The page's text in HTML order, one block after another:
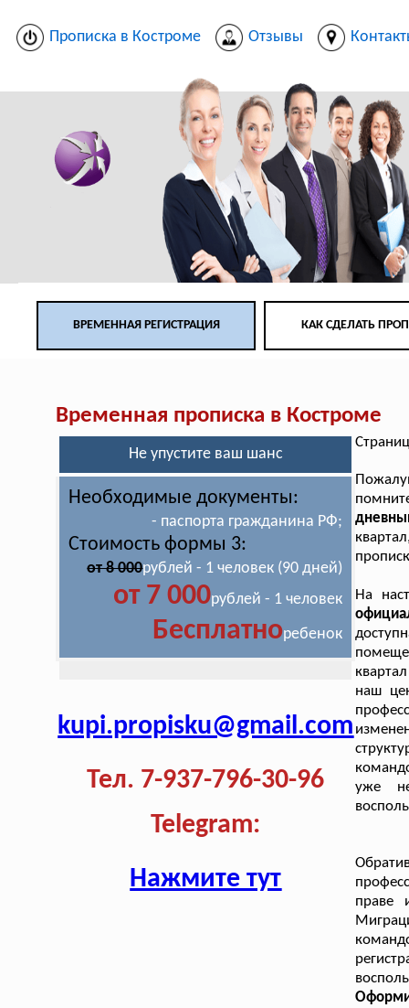
Прописка в Костроме Отзывы
ВРЕМЕННАЯ РЕГИСТРАЦИЯ КАК СДЕЛАТЬ
Временная прописка в Костроме
Не упустите ваш шанс
Необходимые документы:
- паспорта гражданина РФ;
Стоимость формы 3:
от 8 000рублей - 1 человек (90 дней)
от 7 000рублей - 1 человек
Бесплатноребенок
kupi.propisku@gmail.com
Тел. 7-937-796-30-96
Telegram:
Нажмите тут
На
наш
уже
праве